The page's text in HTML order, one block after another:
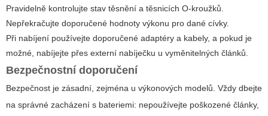
Pravidelně kontrolujte stav těsnění a těsnicích O-kroužků.
Nepřekračujte doporučené hodnoty výkonu pro dané cívky.
Při nabíjení používejte doporučené adaptéry a kabely, a pokud je
možné, nabíjejte přes externí nabíječku u vyměnitelných článků.
Bezpečnostní doporučení
Bezpečnost je zásadní, zejména u výkonových modelů. Vždy dbejte
na správné zacházení s bateriemi: nepoužívejte poškozené články,